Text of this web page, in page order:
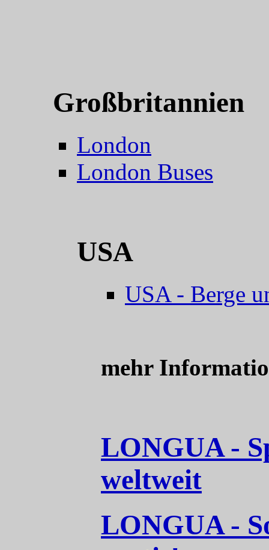
Großbritannien
London
London Buses
USA
USA - Berge
mehr
LONGUA -
weltweit
LONGUA -